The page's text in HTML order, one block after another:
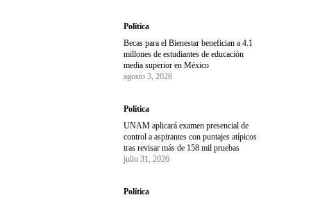
Política
Becas para el Bienestar benefician a 4.1
millones de estudiantes de educación
media superior en México
agosto 3, 2026
Política
UNAM aplicará examen presencial de
control a aspirantes con puntajes atípicos
tras revisar más de 158 mil pruebas
julio 31, 2026
Política